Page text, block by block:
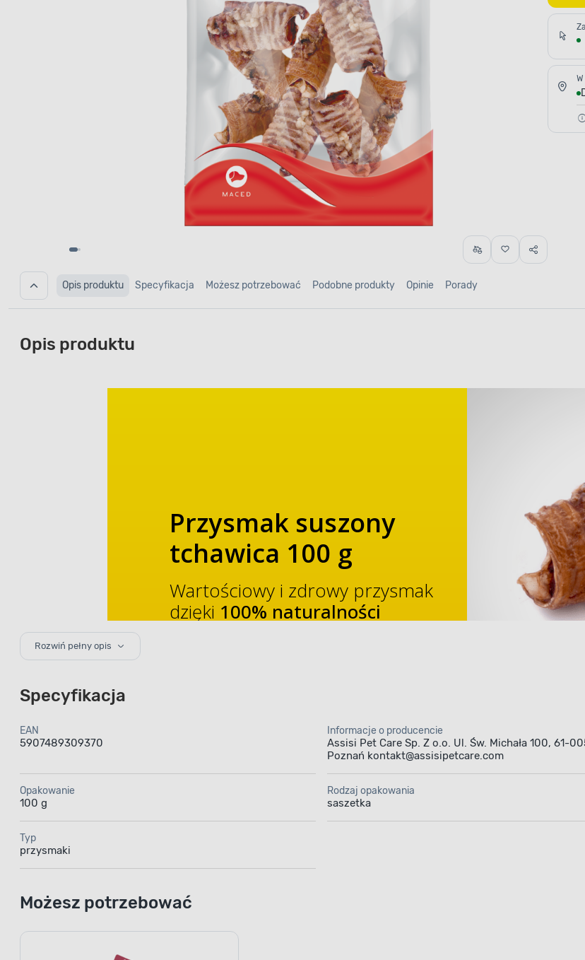
Opis produktu Specyfikacja Możesz potrzebować Podobne produkty Opinie Porady
Opis produktu
Przysmak suszony
tchawica 100 g
Wartościowy i zdrowy przysmak
dzięki 100% naturalności
Przysmak suszony
– wysokoenergetyczny i
Rozwiń pełny opis
Specyfikacja
EAN
5907489309370
Informacje o producencie
Assisi Pet Care Sp. Z o.o. Ul. Św. Michała 100, 61-
Poznań kontakt@assisipetcare.com
Opakowanie
100 g
Rodzaj opakowania
saszetka
Typ
przysmaki
Możesz potrzebować